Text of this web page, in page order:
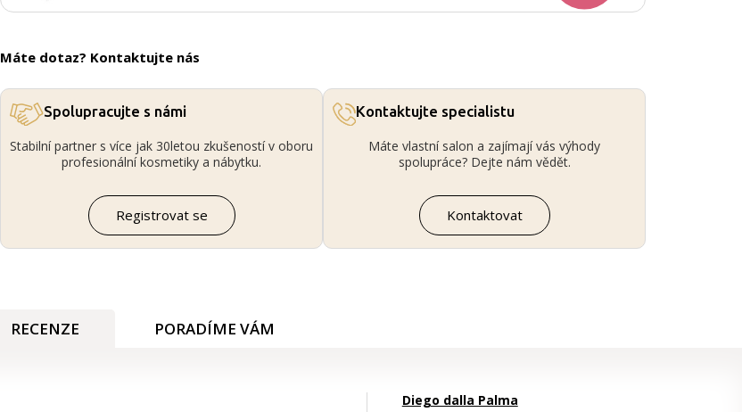
Máte dotaz? Kontaktujte nás
Spolupracujte s námi
Stabilní partner s více jak 30letou zkušeností v oboru
profesionální kosmetiky a nábytku.
Registrovat se
Kontaktujte specialistu
Máte vlastní salon a zajímají vás výhody
spolupráce? Dejte nám vědět.
Kontaktovat
RECENZE PORADÍME VÁM
Diego dalla Palma